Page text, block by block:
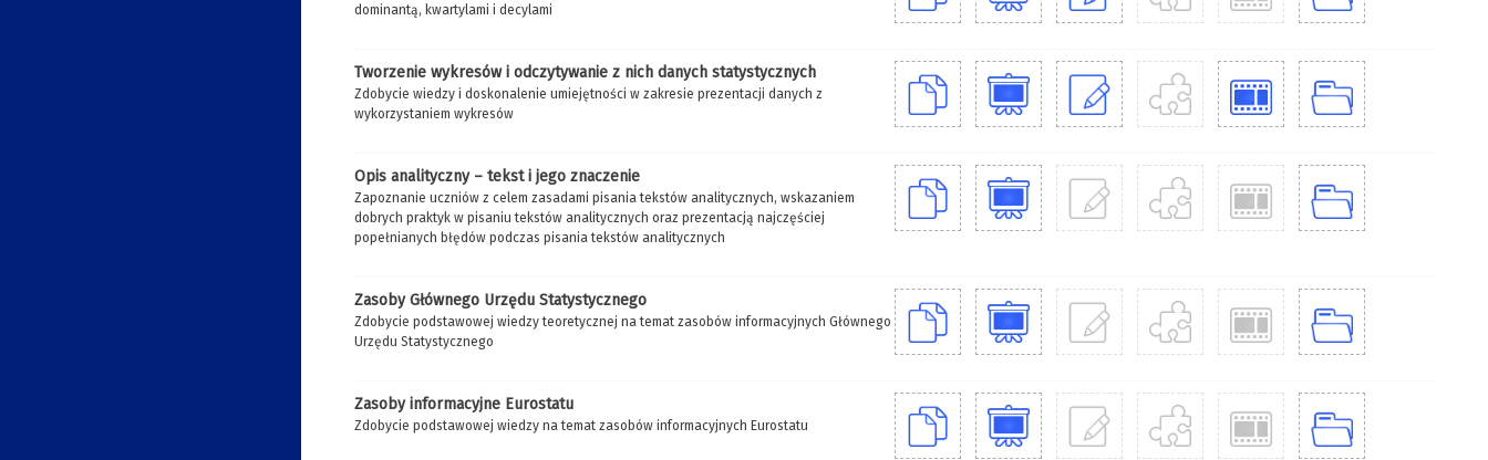
dominantą, kwartylami i decylami
Tworzenie wykresów i odczytywanie z nich danych statystycznych
Zdobycie wiedzy i doskonalenie umiejętności w zakresie prezentacji danych z
wykorzystaniem wykresów
Opis analityczny – tekst i jego znaczenie
Zapoznanie uczniów z celem zasadami pisania tekstów analitycznych, wskazaniem
dobrych praktyk w pisaniu tekstów analitycznych oraz prezentacją najczęściej
popełnianych błędów podczas pisania tekstów analitycznych
Zasoby Głównego Urzędu Statystycznego
Zdobycie podstawowej wiedzy teoretycznej na temat zasobów informacyjnych Głównego
Urzędu Statystycznego
Zasoby informacyjne Eurostatu
Zdobycie podstawowej wiedzy na temat zasobów informacyjnych Eurostatu